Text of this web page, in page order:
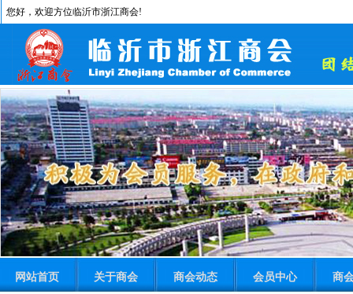
您好，欢迎方位临沂市浙江商会!
网站首页 关于商会 商会动态 会员中心 商